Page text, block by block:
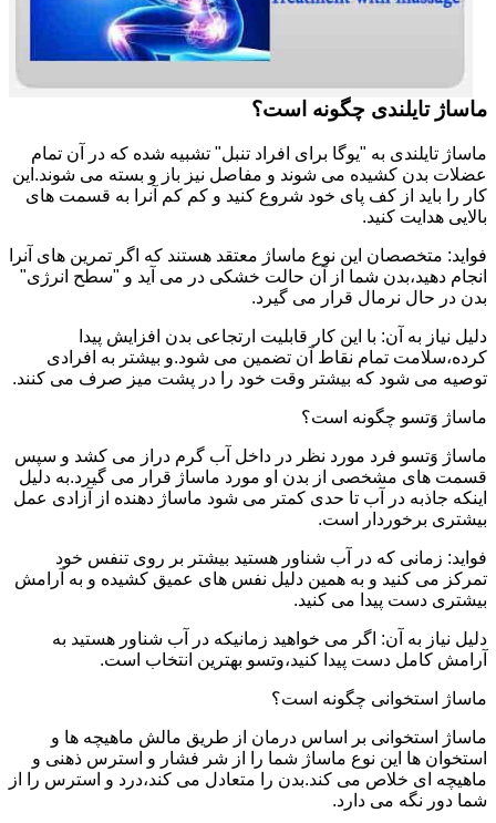
ماساژ تایلندی چگونه است؟
ماساژ تایلندی به "یوگا برای افراد تنبل" تشبیه شده که در آن تمام
عضلات بدن کشیده می شوند و مفاصل نیز باز و بسته می شوند.این
کار را باید از کف پای خود شروع کنید و کم کم آنرا به قسمت های
بالایی هدایت کنید.
فواید: متخصصان این نوع ماساژ معتقد هستند که اگر تمرین های آنرا
انجام دهید،بدن شما از آن حالت خشکی در می آید و "سطح انرژی"
بدن در حال نرمال قرار می گیرد.
دلیل نیاز به آن: با این کار قابلیت ارتجاعی بدن افزایش پیدا
کرده،سلامت تمام نقاط آن تضمین می شود.و بیشتر به افرادی
توصیه می شود که بیشتر وقت خود را در پشت میز صرف می کنند.
ماساژ وَتسو چگونه است؟
ماساژ وَتسو فرد مورد نظر در داخل آب گرم دراز می کشد و سپس
قسمت های مشخصی از بدن او مورد ماساژ قرار می گیرد.به دلیل
اینکه جاذبه در آب تا حدی کمتر می شود ماساژ دهنده از آزادی عمل
بیشتری برخوردار است.
فواید: زمانی که در آب شناور هستید بیشتر بر روی تنفس خود
تمرکز می کنید و به همین دلیل نفس های عمیق کشیده و به آرامش
بیشتری دست پیدا می کنید.
دلیل نیاز به آن: اگر می خواهید زمانیکه در آب شناور هستید به
آرامش کامل دست پیدا کنید،وتسو بهترین انتخاب است.
ماساژ استخوانی چگونه است؟
ماساژ استخوانی بر اساس درمان از طریق مالش ماهیچه ها و
استخوان ها این نوع ماساژ شما را از شر فشار و استرس ذهنی و
ماهیچه ای خلاص می کند.بدن را متعادل می کند،درد و استرس را از
شما دور نگه می دارد.